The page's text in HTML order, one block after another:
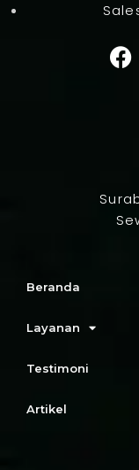
Beranda
Layanan
Testimoni
Artikel